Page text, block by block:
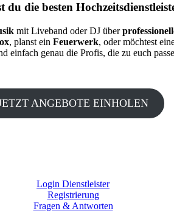
du die besten
mit Liveband oder DJ über
, planst ein Feuerwerk, oder möchtest
einfach genau die Profis, die zu euch
ANGEBOTE EINHOLEN
Login Dienstleister
Registrierung
Fragen & Antworten